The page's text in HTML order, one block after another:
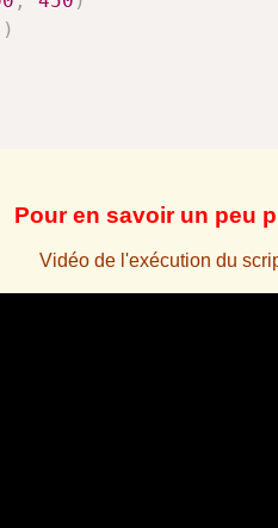
)
Pour en savoir un peu
Vidéo de l'exécution du